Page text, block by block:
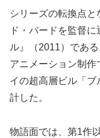
シリーズの転換点
ド・バードを監督
ル』（2011）であ
アニメーション制
イの超高層ビル「
計した。
物語面では、第1作